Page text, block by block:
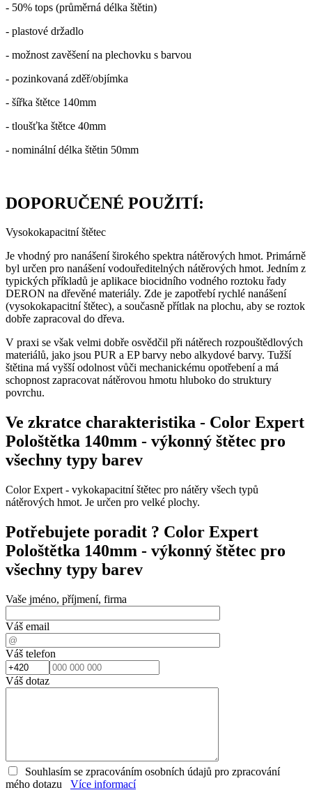
- 50% tops (průměrná délka štětin)
- plastové držadlo
- možnost zavěšení na plechovku s barvou
- pozinkovaná zděř/objímka
- šířka štětce 140mm
- tloušťka štětce 40mm
- nominální délka štětin 50mm
DOPORUČENÉ POUŽITÍ:
Vysokokapacitní štětec
Je vhodný pro nanášení širokého spektra nátěrových hmot. Primárně
byl určen pro nanášení vodouředitelných nátěrových hmot. Jedním z
typických příkladů je aplikace biocidního vodného roztoku řady
DERON na dřevěné materiály. Zde je zapotřebí rychlé nanášení
(vysokokapacitní štětec), a současně přítlak na plochu, aby se roztok
dobře zapracoval do dřeva.
V praxi se však velmi dobře osvědčil při nátěrech rozpouštědlových
materiálů, jako jsou PUR a EP barvy nebo alkydové barvy. Tužší
štětina má vyšší odolnost vůči mechanickému opotřebení a má
schopnost zapracovat nátěrovou hmotu hluboko do struktury
povrchu.
Ve zkratce charakteristika - Color Expert
Pološtětka 140mm - výkonný štětec pro
všechny typy barev
Color Expert - vykokapacitní štětec pro nátěry všech typů
nátěrových hmot. Je určen pro velké plochy.
Potřebujete poradit ? Color Expert
Pološtětka 140mm - výkonný štětec pro
všechny typy barev
Vaše jméno, příjmení, firma
Váš email
Váš telefon
Váš dotaz
Souhlasím se zpracováním osobních údajů pro zpracování
mého dotazu
Více informací